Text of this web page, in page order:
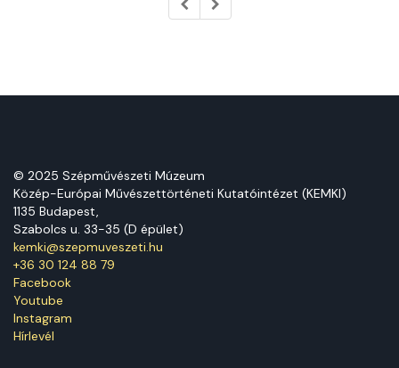
© 2025 Szépművészeti Múzeum
Közép-Európai Művészettörténeti Kutatóintézet (KEMKI)
1135 Budapest,
Szabolcs u. 33-35 (D épület)
kemki@szepmuveszeti.hu
+36 30 124 88 79
Facebook
Youtube
Instagram
Hírlevél